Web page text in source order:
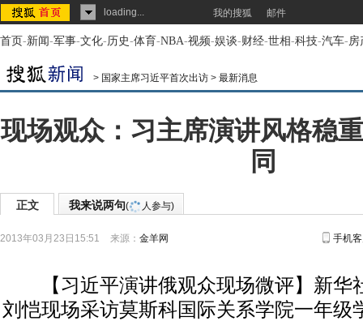
loading... 我的搜狐 邮件
首页-新闻-军事-文化-历史-体育-NBA-视频-娱谈-财经-世相-科技-汽车-房
> 国家主席习近平首次出访 > 最新消息
现场观众：习主席演讲风格稳
同
正文 我来说两句( 人参与)
2013年03月23日15:51 来源： 金羊网 手机
【习近平演讲俄观众现场微评】新华
刘恺现场采访莫斯科国际关系学院一年级